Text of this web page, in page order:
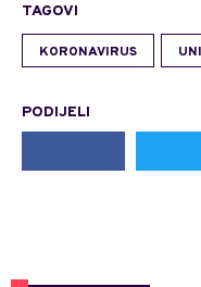
TAGOVI
KORONAVIRUS
PODIJELI